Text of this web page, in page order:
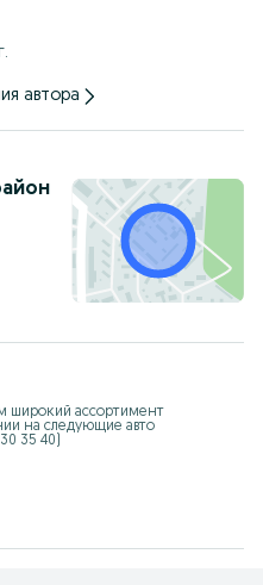
автора
широкий ассортимент
на следующие авто
35 40)